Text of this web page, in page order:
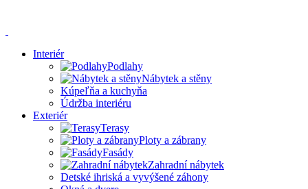
Interiér
Podlahy
Nábytek a stěny
Kúpeľňa a kuchyňa
Údržba interiéru
Exteriér
Terasy
Ploty a zábrany
Fasády
Zahradní nábytek
Detské ihriská a vyvýšené záhony